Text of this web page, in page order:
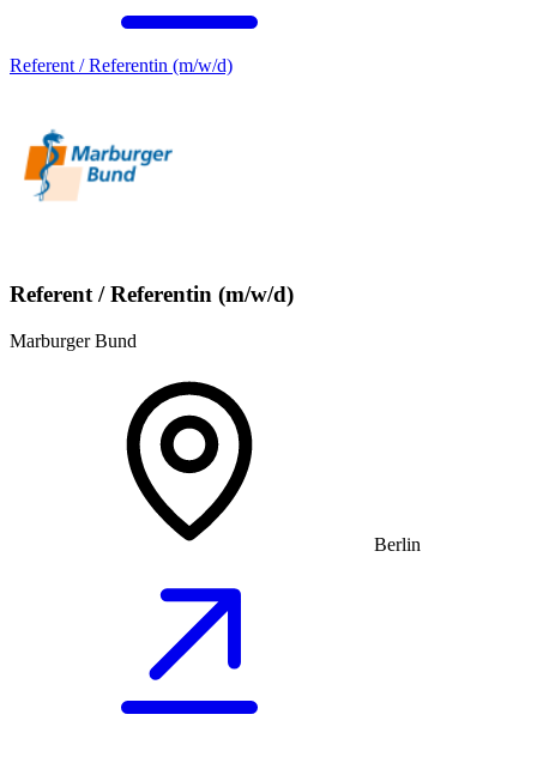
Referent / Referentin (m/w/d)
Referent / Referentin (m/w/d)
Marburger Bund
Berlin